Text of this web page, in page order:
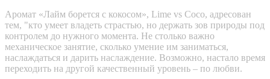
Аромат «Лайм борется с кокосом», Lime vs Coco, адресован
тем, "кто умеет владеть страстью, но держать зов природы под
контролем до нужного момента. Не столько важно
механическое занятие, сколько умение им заниматься,
наслаждаться и дарить наслаждение. Возможно, настало время
переходить на другой качественный уровень – по любви.